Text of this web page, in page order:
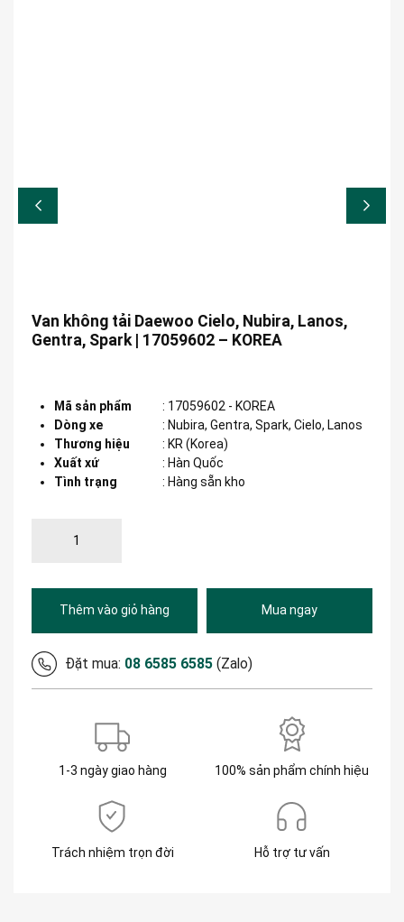
Van không tải Daewoo Cielo, Nubira, Lanos,
Gentra, Spark | 17059602 – KOREA
Mã sản phẩm : 17059602 - KOREA
Dòng xe
: Nubira, Gentra, Spark, Cielo, Lanos
Thương hiệu
: KR (Korea)
Xuất xứ
: Hàn Quốc
Tình trạng
: Hàng sẵn kho
Thêm vào giỏ hàng Mua ngay
Đặt mua: 08 6585 6585 (Zalo)
1-3 ngày giao hàng 100% sản phẩm chính hiệu
Trách nhiệm trọn đời Hỗ trợ tư vấn